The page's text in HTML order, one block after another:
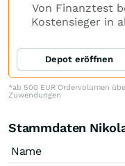
Von Finanztest
Kostensieger in
Depot eröffnen
*ab 500 EUR Ordervolumen
Zuwendungen
Stammdaten
Name